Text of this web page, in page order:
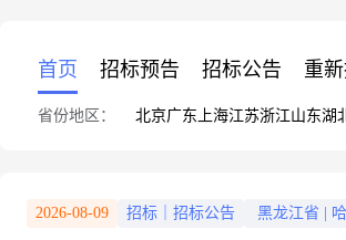
首页 招标预告 招标公告 重
省份地区： 北京广东 上海江苏浙江山东湖
2026-08-09 招标｜招标公告 黑龙江省